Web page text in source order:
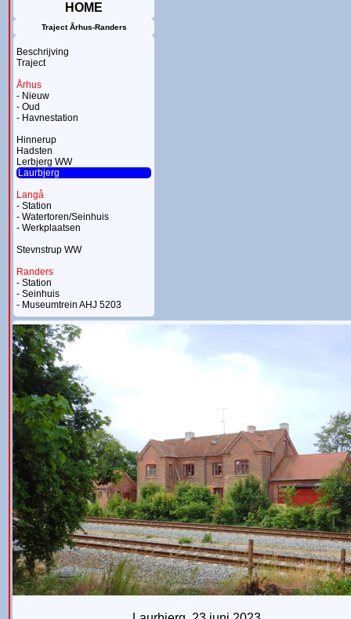
HOME
Traject Århus-Randers
Beschrijving
Traject
Århus
- Nieuw
- Oud
- Havnestation
Hinnerup
Hadsten
Lerbjerg WW
Laurbjerg
Langå
- Station
- Watertoren/Seinhuis
- Werkplaatsen
Stevnstrup WW
Randers
- Station
- Seinhuis
- Museumtrein AHJ 5203
Midtjyllandmenu